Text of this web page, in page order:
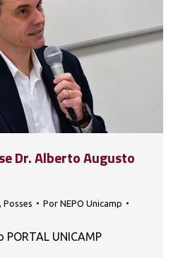
Dr. Alberto Augusto
, Posses Por NEPO Unicamp
UNICAMP